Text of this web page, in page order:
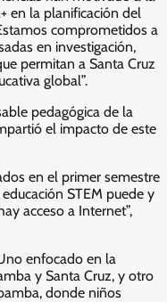
en la planificación del
comprometidos a
en investigación,
permitan a Santa Cruz
global”.
pedagógica de la
el impacto de este
en el primer semestre
STEM puede y
acceso a Internet”,
enfocado en la
y Santa Cruz, y otro
donde niños